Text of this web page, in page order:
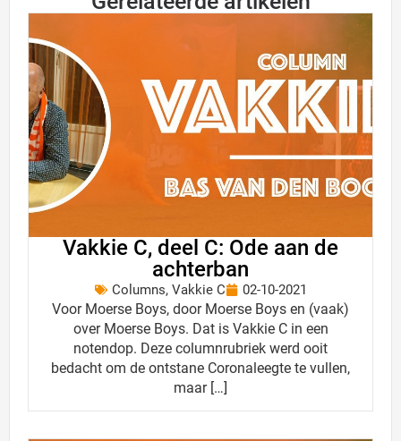
Vakkie C, deel C: Ode aan de
achterban
Columns, Vakkie C 02-10-2021
Voor Moerse Boys, door Moerse Boys en (vaak)
over Moerse Boys. Dat is Vakkie C in een
notendop. Deze columnrubriek werd ooit
bedacht om de ontstane Coronaleegte te vullen,
maar […]